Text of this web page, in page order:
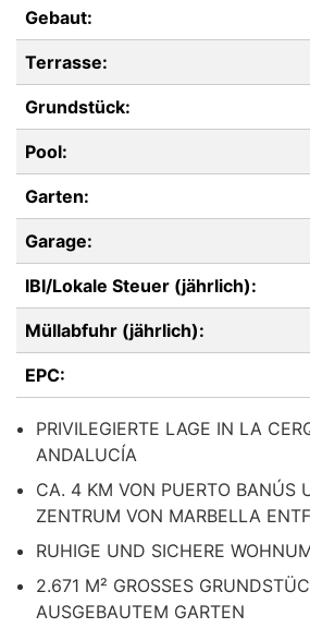
Gebaut:
Terrasse:
Grundstück:
Pool:
Garten:
Garage:
IBI/Lokale Steuer (jährlich):
Müllabfuhr (jährlich):
EPC:
PRIVILEGIERTE LAGE IN LA
ANDALUCÍA
CA. 4 KM VON PUERTO BANÚS
ZENTRUM VON MARBELLA
RUHIGE UND SICHERE
2.671 M² GROSSES
AUSGEBAUTEM GARTEN